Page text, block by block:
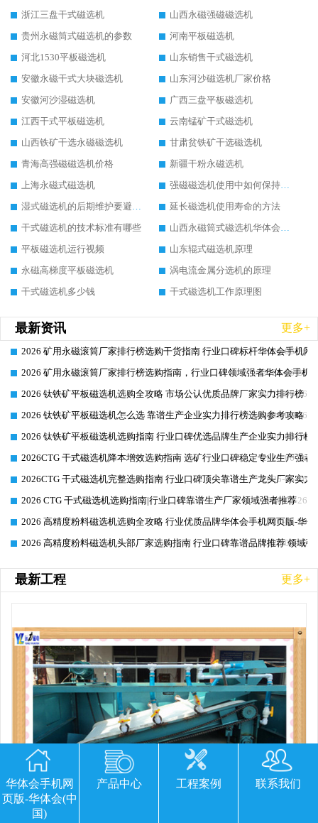
浙江三盘干式磁选机
山西永磁强磁磁选机
贵州永磁筒式磁选机的参数
河南平板磁选机
河北1530平板磁选机
山东销售干式磁选机
安徽永磁干式大块磁选机
山东河沙磁选机厂家价格
安徽河沙湿磁选机
广西三盘平板磁选机
江西干式平板磁选机
云南锰矿干式磁选机
山西铁矿干选永磁磁选机
甘肃贫铁矿干选磁选机
青海高强磁磁选机价格
新疆干粉永磁选机
上海永磁式磁选机
强磁磁选机使用中如何保持其顺畅运行
湿式磁选机的后期维护要避开哪些坑
延长磁选机使用寿命的方法
干式磁选机的技术标准有哪些
山西永磁筒式磁选机华体会手机网页版-华体会(中国)
平板磁选机运行视频
山东辊式磁选机原理
永磁高梯度平板磁选机
涡电流金属分选机的原理
干式磁选机多少钱
干式磁选机工作原理图
最新资讯 更多+
2026-06-26
2026 矿用永磁滚筒厂家排行榜选购干货指南 行业口碑标杆华体会手机网
2026-06-26
2026 矿用永磁滚筒厂家排行榜选购指南，行业口碑领域强者华体会手机
2026-06-26
2026 钛铁矿平板磁选机选购全攻略 市场公认优质品牌厂家实力排行榜
2026-06-26
2026 钛铁矿平板磁选机怎么选 靠谱生产企业实力排行榜选购参考攻略
2026-06-26
2026 钛铁矿平板磁选机选购指南 行业口碑优选品牌生产企业实力排行榜
2026-06-26
2026CTG 干式磁选机降本增效选购指南 选矿行业口碑稳定专业生产强者
2026-06-26
2026CTG 干式磁选机完整选购指南 行业口碑顶尖靠谱生产龙头厂家实力
2026-06-26
2026 CTG 干式磁选机选购指南|行业口碑靠谱生产厂家领域强者推荐
2026-06-26
2026 高精度粉料磁选机选购全攻略 行业优质品牌华体会手机网页版-华
2026-06-26
2026 高精度粉料磁选机头部厂家选购指南 行业口碑靠谱品牌推荐 领域
最新工程 更多+
华体会手机网
页版-华体会(中
国)
产品中心 工程案例 联系我们